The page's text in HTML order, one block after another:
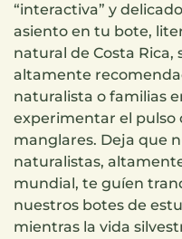
“interactiva” y
asiento en tu bote,
natural de Costa Rica,
altamente
naturalista o familias
experimentar el pulso
manglares. Deja que
naturalistas,
mundial, te guíen
nuestros botes de
mientras la vida